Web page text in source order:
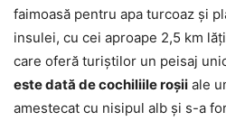
faimoasă pentru apa turcoaz și
insulei, cu cei aproape 2,5 km
care oferă turiștilor un peisaj
este dată de cochiliile roșii ale
amestecat cu nisipul alb și s-a